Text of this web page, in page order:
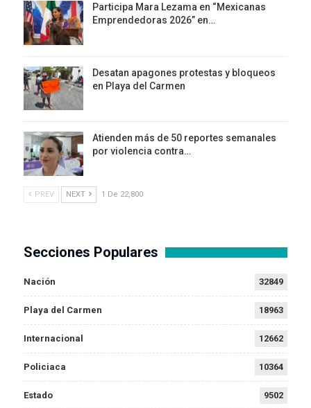
Participa Mara Lezama en “Mexicanas
Emprendedoras 2026” en…
Desatan apagones protestas y bloqueos
en Playa del Carmen
Atienden más de 50 reportes semanales
por violencia contra…
PREV NEXT 1 De 22,800
Secciones Populares
Nación 32849
Playa del Carmen 18963
Internacional 12662
Policiaca 10364
Estado 9502